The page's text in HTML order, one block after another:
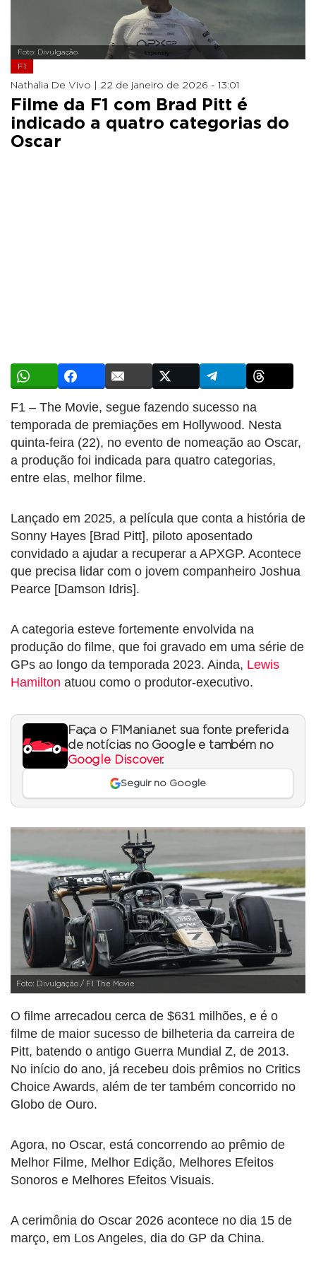
Foto: Divulgação
F1
Nathalia De Vivo | 22 de janeiro de 2026 - 13:01
Filme da F1 com Brad Pitt é
indicado a quatro categorias do
Oscar
F1 – The Movie, segue fazendo sucesso na
temporada de premiações em Hollywood. Nesta
quinta-feira (22), no evento de nomeação ao Oscar,
a produção foi indicada para quatro categorias,
entre elas, melhor filme.
Lançado em 2025, a película que conta a história de
Sonny Hayes [Brad Pitt], piloto aposentado
convidado a ajudar a recuperar a APXGP. Acontece
que precisa lidar com o jovem companheiro Joshua
Pearce [Damson Idris].
A categoria esteve fortemente envolvida na
produção do filme, que foi gravado em uma série de
GPs ao longo da temporada 2023. Ainda, Lewis
Hamilton atuou como o produtor-executivo.
Faça o F1Mania.net sua fonte preferida
de notícias no Google e também no
Google Discover.
Seguir no Google
Foto: Divulgação / F1 The Movie
O filme arrecadou cerca de $631 milhões, e é o
filme de maior sucesso de bilheteria da carreira de
Pitt, batendo o antigo Guerra Mundial Z, de 2013.
No início do ano, já recebeu dois prêmios no Critics
Choice Awards, além de ter também concorrido no
Globo de Ouro.
Agora, no Oscar, está concorrendo ao prêmio de
Melhor Filme, Melhor Edição, Melhores Efeitos
Sonoros e Melhores Efeitos Visuais.
A cerimônia do Oscar 2026 acontece no dia 15 de
março, em Los Angeles, dia do GP da China.